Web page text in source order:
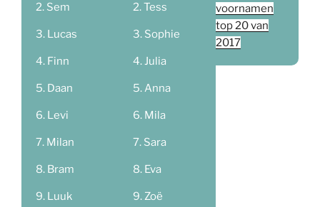
Sem
Lucas
Finn
Daan
Levi
Milan
Bram
Luuk
Tess
Sophie
Julia
Anna
Mila
Sara
Eva
Zoë
voornamen
top 20 van
2017